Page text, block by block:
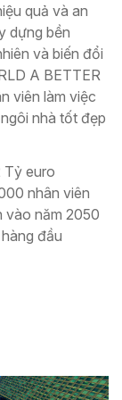
quả và an
dựng bền
và biến đổi
A BETTER
viên làm việc
nhà tốt đẹp
Tỷ euro
nhân viên
vào năm 2050
đầu